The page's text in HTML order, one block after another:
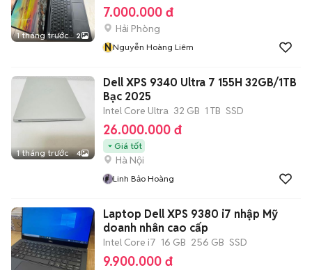
1 tháng trước 2
7.000.000 đ
Hải Phòng
NNguyễn Hoàng Liêm
1 tháng trước 4
Dell XPS 9340 Ultra 7 155H 32GB/1TB
Bạc 2025
Intel Core Ultra 32 GB 1 TB SSD
26.000.000 đ
Giá tốt
Hà Nội
Linh Bảo Hoàng
Laptop Dell XPS 9380 i7 nhập Mỹ
doanh nhân cao cấp
Intel Core i7 16 GB 256 GB SSD
9.900.000 đ